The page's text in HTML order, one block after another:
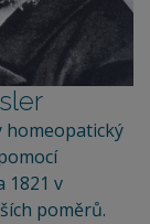
homeopatický
1821 v
poměrů.